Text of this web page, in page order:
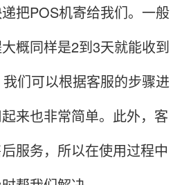
把POS机寄给我们。一般
概同样是2到3天就能收到
们可以根据客服的步骤进
来也非常简单。此外，客
服务，所以在使用过程中